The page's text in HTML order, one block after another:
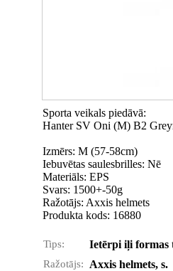
Sporta veikals piedāvā:
Hanter SV Oni (M) B2
Izmērs: M (57-58cm)
Iebuvētas saulesbrilles: Nē
Materiāls: EPS
Svars: 1500+-50g
Ražotājs: Axxis helmets
Produkta kods: 16880
Tips: Ietērpi iļi formas
Ražotājs: Axxis helmets, s.